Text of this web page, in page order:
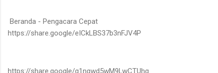
Beranda - Pengacara Cepat
https://share.google/eICkLBS37b3nFJV4P
https://share.google/g1ngwd5wM9LwCTUhq